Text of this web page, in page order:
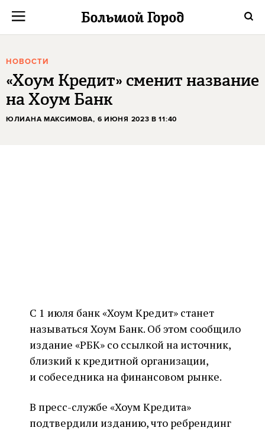
НОВОСТИ
«Хоум Кредит» сменит название
на Хоум Банк
ЮЛИАНА МАКСИМОВА, 6 ИЮНЯ 2023 В 11:40
С 1 июля банк «Хоум Кредит» станет
называться Хоум Банк. Об этом сообщило
издание «РБК» со ссылкой на источник,
близкий к кредитной организации,
и собеседника на финансовом рынке.
В пресс-службе «Хоум Кредита»
подтвердили изданию, что ребрендинг